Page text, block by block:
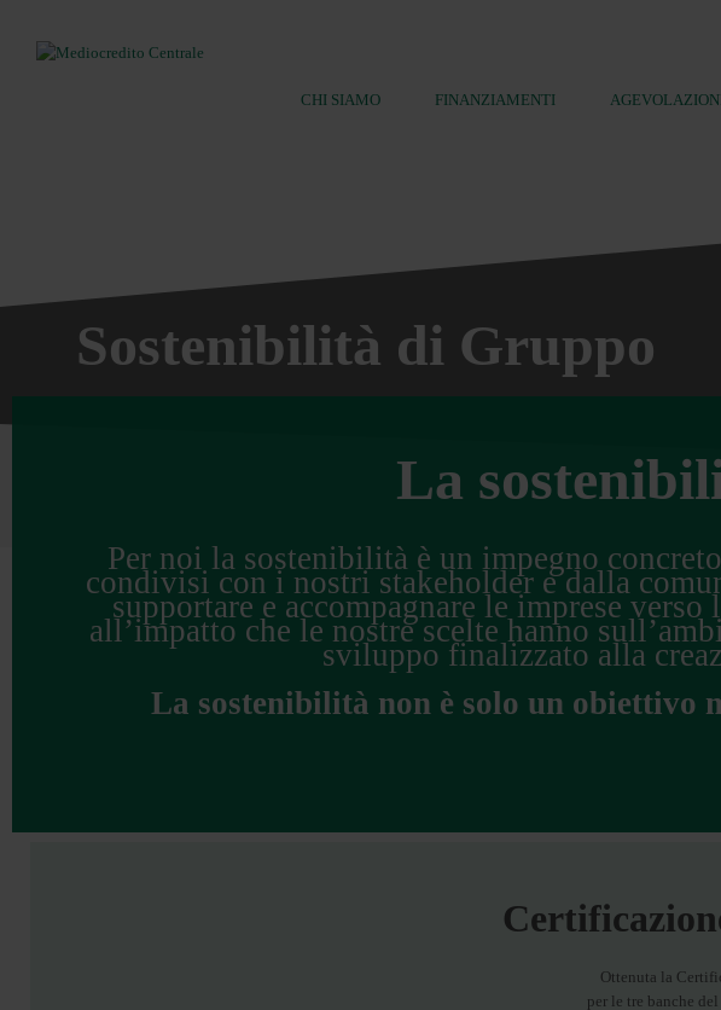
CHI SIAMO FINANZIAMENTI
Sostenibilità di Gruppo
La
Per noi la sostenibilità è un impegno
condivisi con i nostri stakeholder e dalla
supportare e accompagnare le imprese
all’impatto che le nostre scelte hanno
sviluppo finalizzato alla
La sostenibilità non è solo un obiettivo
Ottenuta la
per le tre banche